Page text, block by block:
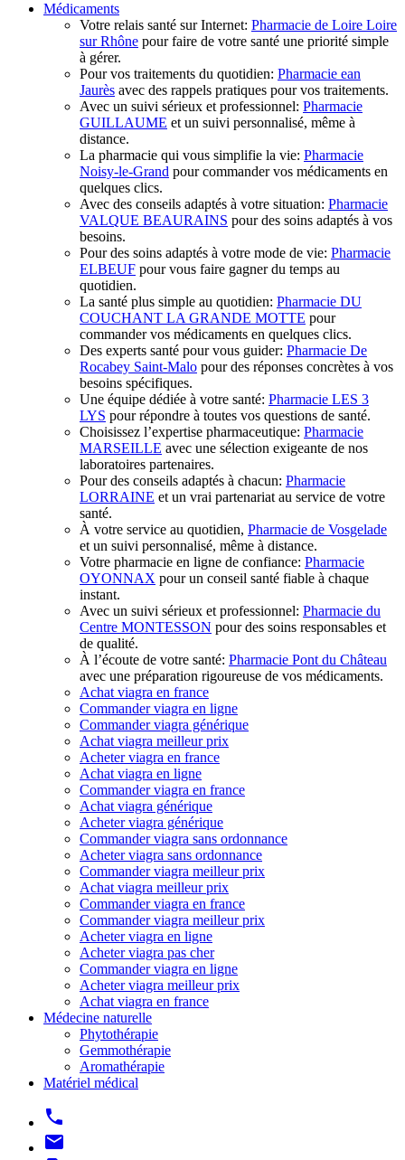
Médicaments
Votre relais santé sur Internet: Pharmacie de Loire Loire
sur Rhône pour faire de votre santé une priorité simple
à gérer.
Pour vos traitements du quotidien: Pharmacie ean
Jaurès avec des rappels pratiques pour vos traitements.
Avec un suivi sérieux et professionnel: Pharmacie
GUILLAUME et un suivi personnalisé, même à
distance.
La pharmacie qui vous simplifie la vie: Pharmacie
Noisy-le-Grand pour commander vos médicaments en
quelques clics.
Avec des conseils adaptés à votre situation: Pharmacie
VALQUE BEAURAINS pour des soins adaptés à vos
besoins.
Pour des soins adaptés à votre mode de vie: Pharmacie
ELBEUF pour vous faire gagner du temps au
quotidien.
La santé plus simple au quotidien: Pharmacie DU
COUCHANT LA GRANDE MOTTE pour
commander vos médicaments en quelques clics.
Des experts santé pour vous guider: Pharmacie De
Rocabey Saint-Malo pour des réponses concrètes à vos
besoins spécifiques.
Une équipe dédiée à votre santé: Pharmacie LES 3
LYS pour répondre à toutes vos questions de santé.
Choisissez l’expertise pharmaceutique: Pharmacie
MARSEILLE avec une sélection exigeante de nos
laboratoires partenaires.
Pour des conseils adaptés à chacun: Pharmacie
LORRAINE et un vrai partenariat au service de votre
santé.
À votre service au quotidien, Pharmacie de Vosgelade
et un suivi personnalisé, même à distance.
Votre pharmacie en ligne de confiance: Pharmacie
OYONNAX pour un conseil santé fiable à chaque
instant.
Avec un suivi sérieux et professionnel: Pharmacie du
Centre MONTESSON pour des soins responsables et
de qualité.
À l’écoute de votre santé: Pharmacie Pont du Château
avec une préparation rigoureuse de vos médicaments.
Achat viagra en france
Commander viagra en ligne
Commander viagra générique
Achat viagra meilleur prix
Acheter viagra en france
Achat viagra en ligne
Commander viagra en france
Achat viagra générique
Acheter viagra générique
Commander viagra sans ordonnance
Acheter viagra sans ordonnance
Commander viagra meilleur prix
Achat viagra meilleur prix
Commander viagra en france
Commander viagra meilleur prix
Acheter viagra en ligne
Acheter viagra pas cher
Commander viagra en ligne
Acheter viagra meilleur prix
Achat viagra en france
Médecine naturelle
Phytothérapie
Gemmothérapie
Aromathérapie
Matériel médical
phone
mail